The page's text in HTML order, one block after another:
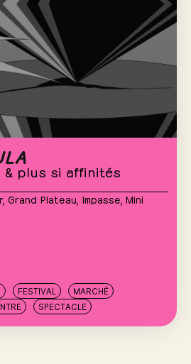
& plus si affinités
, Grand Plateau Impasse Mini
FESTIVAL
MARCHÉ
SPECTACLE